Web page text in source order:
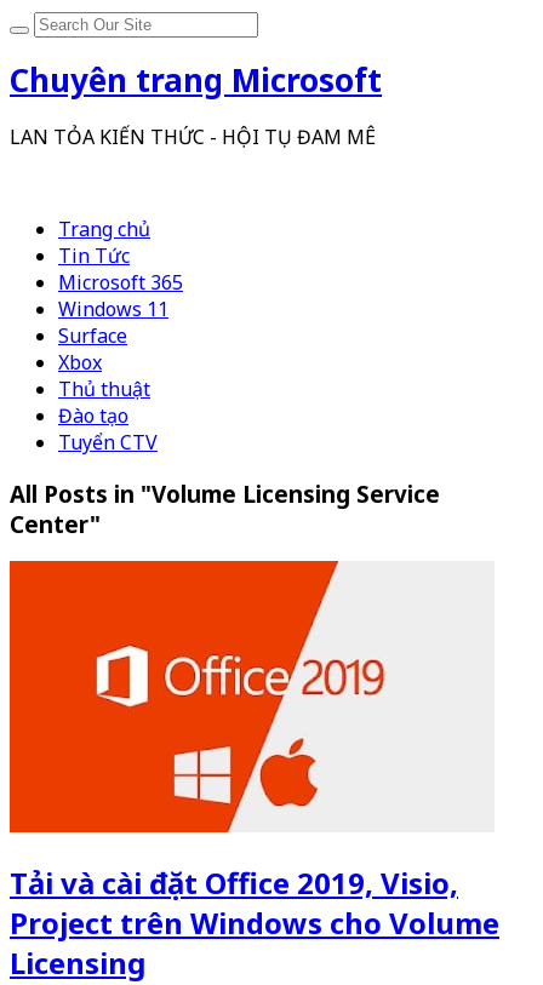
Chuyên trang Microsoft
LAN TỎA KIẾN THỨC - HỘI TỤ ĐAM MÊ
Trang chủ
Tin Tức
Microsoft 365
Windows 11
Surface
Xbox
Thủ thuật
Đào tạo
Tuyển CTV
All Posts in "Volume Licensing Service
Center"
Tải và cài đặt Office 2019, Visio,
Project trên Windows cho Volume
Licensing